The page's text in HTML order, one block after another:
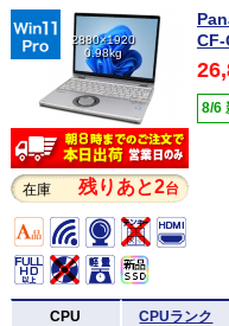
2880×1920
0.98kg
在庫 残りあと2台
CF-
8/6
CPU CPUランク